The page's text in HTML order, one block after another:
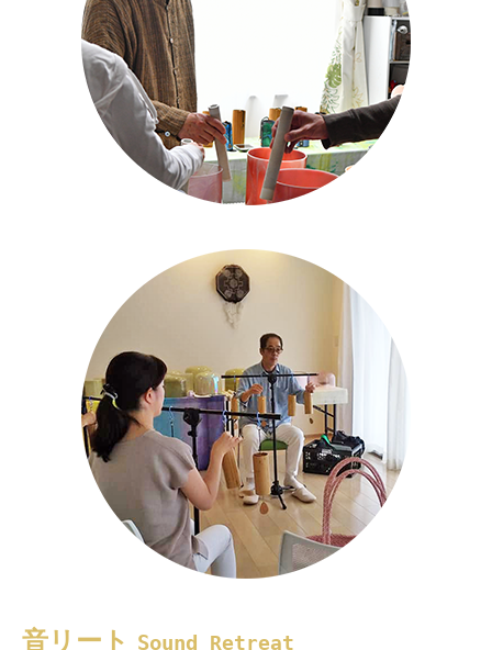
音リート Sound Retreat